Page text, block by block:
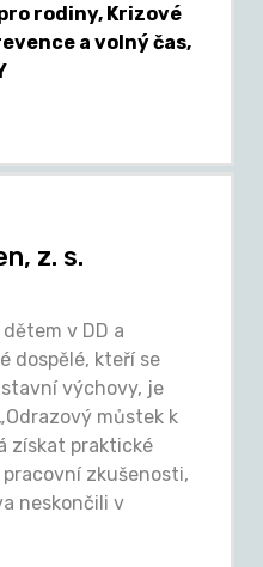
rodiny, Krizové
a volný čas,
z. s.
v DD a
dospělé, kteří se
výchovy, je
můstek k
získat praktické
zkušenosti,
neskončili v